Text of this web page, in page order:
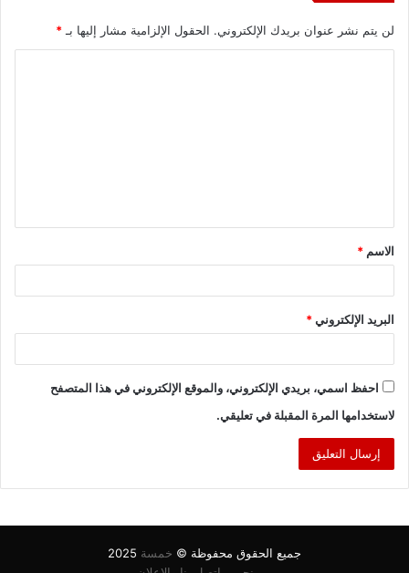
لن يتم نشر عنوان بريدك الإلكتروني. الحقول الإلزامية مشار إليها بـ*
ق
*
الاسم *
البريد الإلكتروني*
احفظ اسمي، بريدي الإلكتروني، والموقع الإلكتروني في هذا المتصفح
لاستخدامها المرة المقبلة في تعليقي.
جميع الحقوق محفوظة © خمسة